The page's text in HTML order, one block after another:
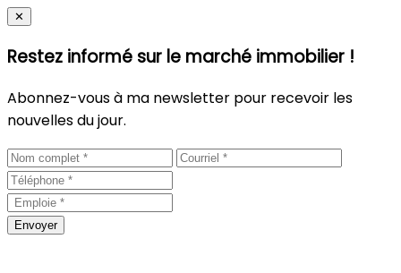
Close
✕
Restez informé sur le marché immobilier !
Abonnez-vous à ma newsletter pour recevoir les
nouvelles du jour.
Envoyer